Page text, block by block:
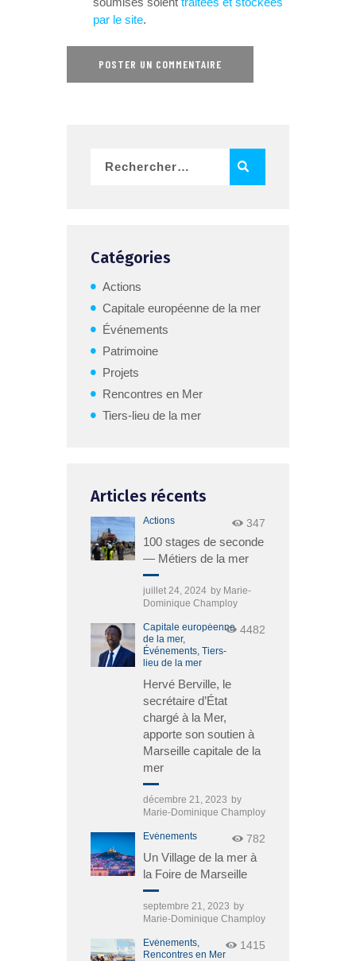
par le site.
Catégories
Actions
Capitale européenne de la mer
Événements
Patrimoine
Projets
Rencontres en Mer
Tiers-lieu de la mer
Articles récents
Actions 347
100 stages de seconde
— Métiers de la mer
juillet 24, 2024 by Marie-
Dominique Champloy
Capitale européenne
de la mer,
Événements, Tiers-
lieu de la mer
4482
Hervé Berville, le
secrétaire d’État
chargé à la Mer,
apporte son soutien à
Marseille capitale de la
mer
décembre 21, 2023 by
Marie-Dominique Champloy
Événements 782
Un Village de la mer à
la Foire de Marseille
septembre 21, 2023 by
Marie-Dominique Champloy
Événements,
Rencontres en Mer
1415